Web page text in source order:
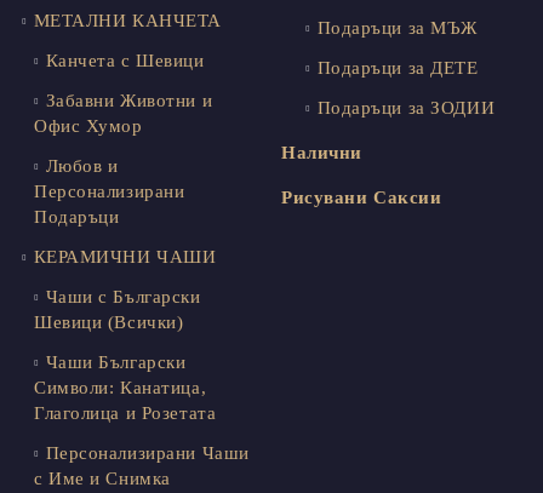
МЕТАЛНИ КАНЧЕТА
Канчета с Шевици
Забавни Животни и
Офис Хумор
Любов и
Персонализирани
Подаръци
КЕРАМИЧНИ ЧАШИ
Чаши с Български
Шевици (Всички)
Чаши Български
Символи: Канатица,
Глаголица и Розетата
Персонализирани Чаши
с Име и Снимка
Подаръци за МЪЖ
Подаръци за ДЕТЕ
Подаръци за ЗОДИИ
Налични
Рисувани Саксии